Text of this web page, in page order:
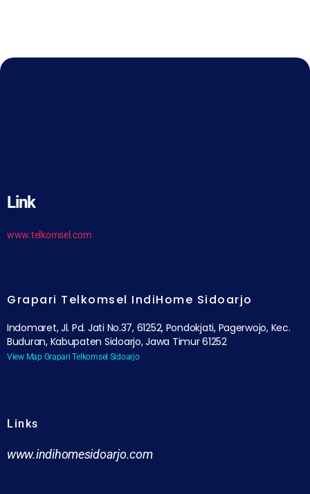
Link
www.telkomsel.com
Grapari Telkomsel IndiHome Sidoarjo
Indomaret, Jl. Pd. Jati No.37, 61252, Pondokjati, Pagerwojo, Kec.
Buduran, Kabupaten Sidoarjo, Jawa Timur 61252
View Map Grapari Telkomsel Sidoarjo
Links
www.indihomesidoarjo.com